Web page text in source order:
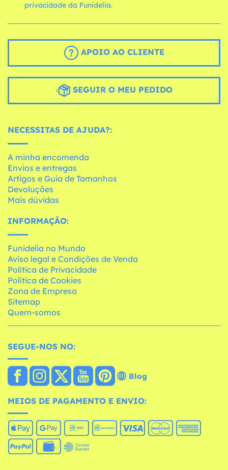
privacidade da Funidelia.
APOIO AO CLIENTE
SEGUIR O MEU PEDIDO
NECESSITAS DE AJUDA?:
A minha encomenda
Envios e entregas
Artigos e Guia de Tamanhos
Devoluções
Mais dúvidas
INFORMAÇÃO:
Funidelia no Mundo
Aviso legal e Condições de Venda
Política de Privacidade
Política de Cookies
Zona de Empresa
Sitemap
Quem-somos
SEGUE-NOS NO:
Blog
MEIOS DE PAGAMENTO E ENVIO: